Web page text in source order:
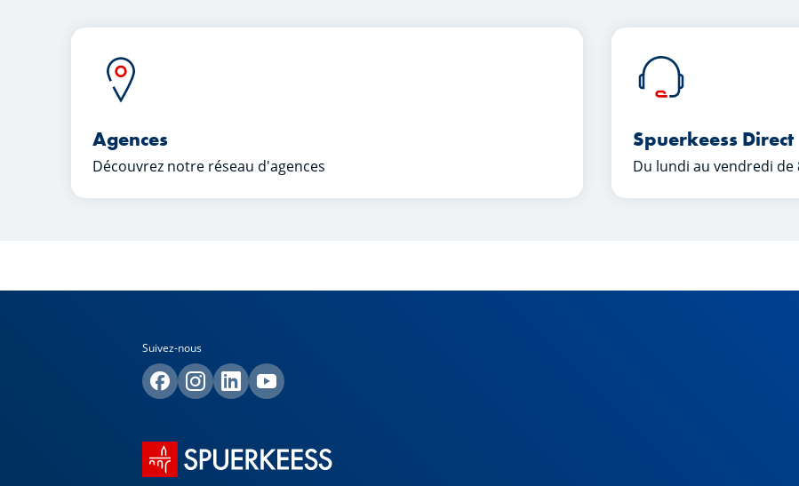
Agences
Découvrez notre réseau d'agences
Spuerkeess Direct
Du lundi au vendredi de
Suivez-nous